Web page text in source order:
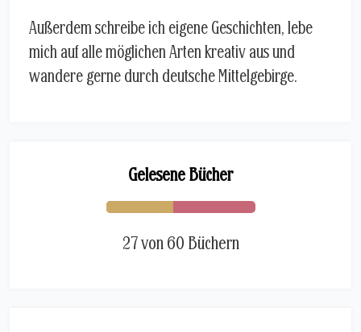
Außerdem schreibe ich eigene Geschichten, lebe
mich auf alle möglichen Arten kreativ aus und
wandere gerne durch deutsche Mittelgebirge.
Gelesene Bücher
27 von 60 Büchern